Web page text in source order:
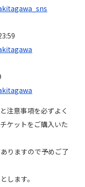
注意事項を必ずよく
ケットをご購入いた
りますので予めご了
します。